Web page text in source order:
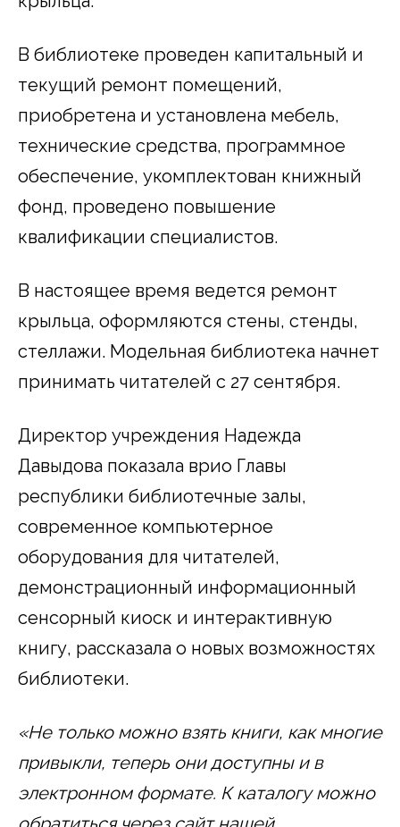
В библиотеке проведен капитальный и
текущий ремонт помещений,
приобретена и установлена мебель,
технические средства, программное
обеспечение, укомплектован книжный
фонд, проведено повышение
квалификации специалистов.
В настоящее время ведется ремонт
крыльца, оформляются стены, стенды,
стеллажи. Модельная библиотека начнет
принимать читателей с 27 сентября.
Директор учреждения Надежда
Давыдова показала врио Главы
республики библиотечные залы,
современное компьютерное
оборудования для читателей,
демонстрационный информационный
сенсорный киоск и интерактивную
книгу, рассказала о новых возможностях
библиотеки.
«Не только можно взять книги, как многие
привыкли, теперь они доступны и в
электронном формате. К каталогу можно